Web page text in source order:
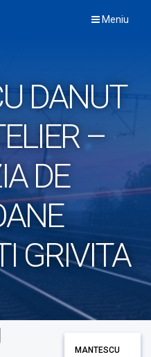
Meniu
DANUT
–
DE
GRIVITA
MANTESCU